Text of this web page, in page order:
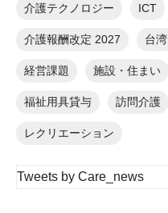
介護テクノロジー ICT
介護報酬改定 2027 台湾
経営課題 施設・住まい
福祉用具貸与 訪問介護
レクリエーション
Tweets by Care_news